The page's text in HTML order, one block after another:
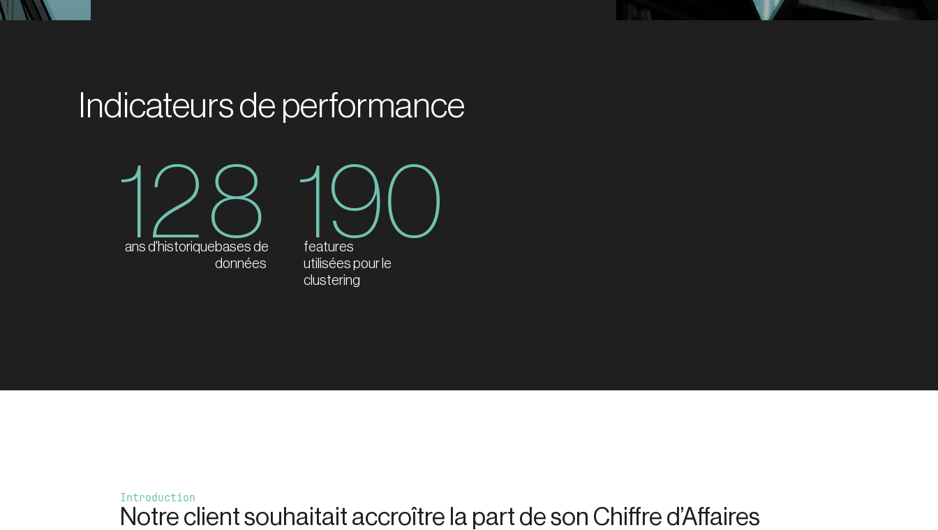
Indicateurs de performance
ans d'historique
12
bases de
données
8
features
utilisées pour le
clustering
190
Introduction
Notre client souhaitait accroître la part de son Chiffre d’Affaires